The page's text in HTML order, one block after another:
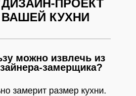
ДИЗАЙН-ПРОЕКТ
ВАШЕЙ КУХНИ
можно извлечь из
замерщика?
замерит размер кухни.